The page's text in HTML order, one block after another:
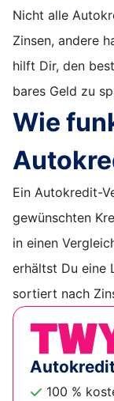
Nicht alle
Zinsen, andere
hilft Dir, den
bares Geld zu
Wie
Ein Autokredit-
gewünschten
in einen
erhältst Du eine
sortiert nach
100 %